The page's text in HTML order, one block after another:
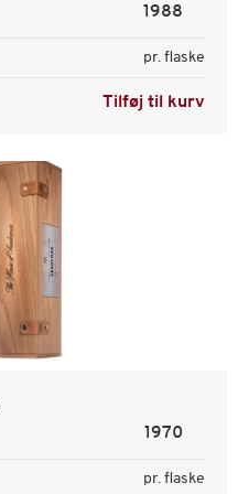
1988
pr. flaske
Tilføj til kurv
1970
pr. flaske